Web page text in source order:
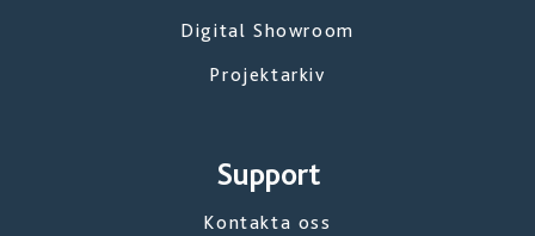
Digital Showroom
Projektarkiv
Support
Kontakta oss